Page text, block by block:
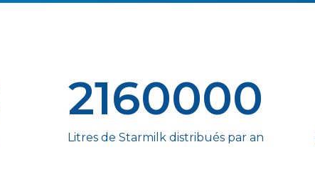
2160000
Litres de Starmilk distribués par an